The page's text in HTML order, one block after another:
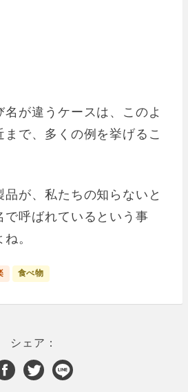
が違うケースは、このよ
まで、多くの例を挙げるこ
が、私たちの知らないと
で呼ばれているという事
。
食べ物
シェア：